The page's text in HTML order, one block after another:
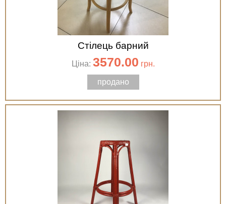
Стілець барний
Ціна: 3570.00 грн.
продано